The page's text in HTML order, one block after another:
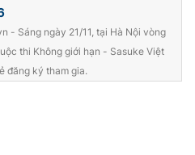
- Sáng ngày 21/11, tại Hà Nội vòng
thi Không giới hạn - Sasuke Việt
đăng ký tham gia.